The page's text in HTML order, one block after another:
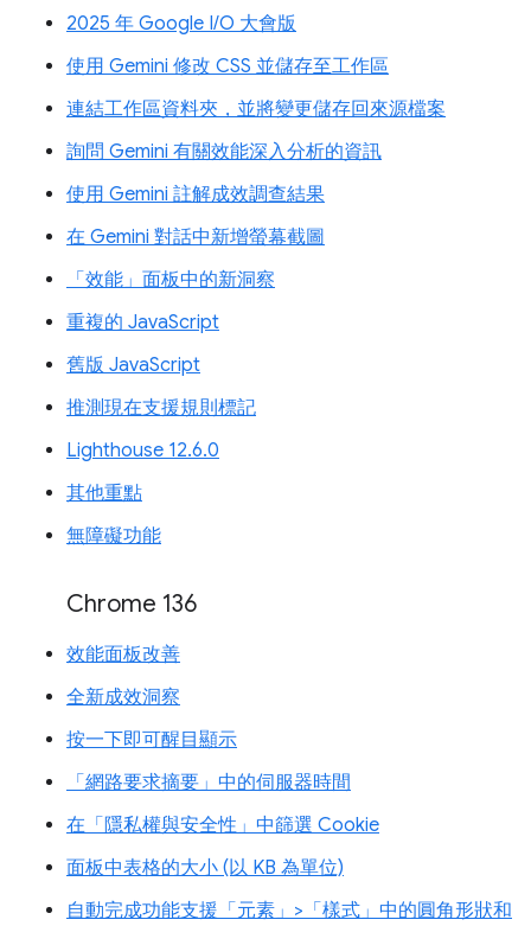
2025 年 Google I/O 大會版
使用 Gemini 修改 CSS 並儲存至工作區
連結工作區資料夾，並將變更儲存回來源檔案
詢問 Gemini 有關效能深入分析的資訊
使用 Gemini 註解成效調查結果
在 Gemini 對話中新增螢幕截圖
「效能」面板中的新洞察
重複的 JavaScript
舊版 JavaScript
推測現在支援規則標記
Lighthouse 12.6.0
其他重點
無障礙功能
Chrome 136
效能面板改善
全新成效洞察
按一下即可醒目顯示
「網路要求摘要」中的伺服器時間
在「隱私權與安全性」中篩選 Cookie
面板中表格的大小 (以 KB 為單位)
自動完成功能支援「元素」>「樣式」中的圓角形狀和